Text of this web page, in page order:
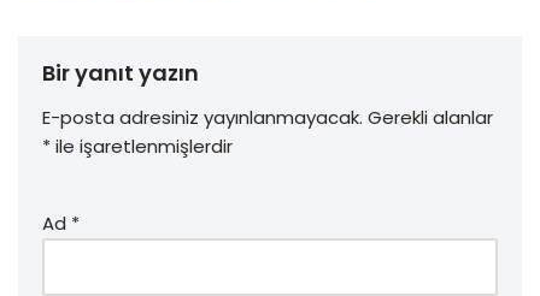
Bir yanıt yazın
E-posta adresiniz yayınlanmayacak. Gerekli alanlar
*ile işaretlenmişlerdir
Ad *